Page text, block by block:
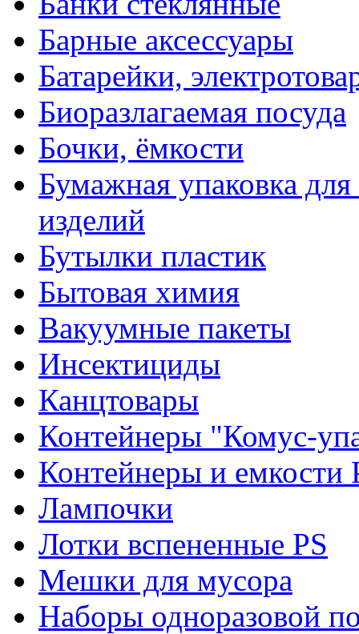
Барные аксессуары
Батарейки,
Биоразлагаемая посуда
Бочки, ёмкости
Бумажная упаковка
изделий
Бутылки пластик
Бытовая химия
Вакуумные пакеты
Инсектициды
Канцтовары
Контейнеры "Комус-
Контейнеры и емкости
Лампочки
Лотки вспененные PS
Мешки для мусора
Наборы одноразовой